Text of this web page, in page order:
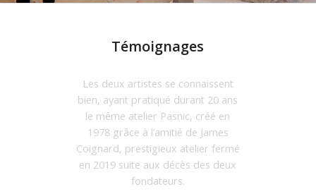
Témoignages
Les deux artistes se connaissent
bien, ayant pratiqué durant 20 ans
le même atelier Pasnic, créé en
1978 grâce à l’amitié de James
Coignard, prestigieux atelier fermé
en 2019 suite aux décès des deux
fondateurs.